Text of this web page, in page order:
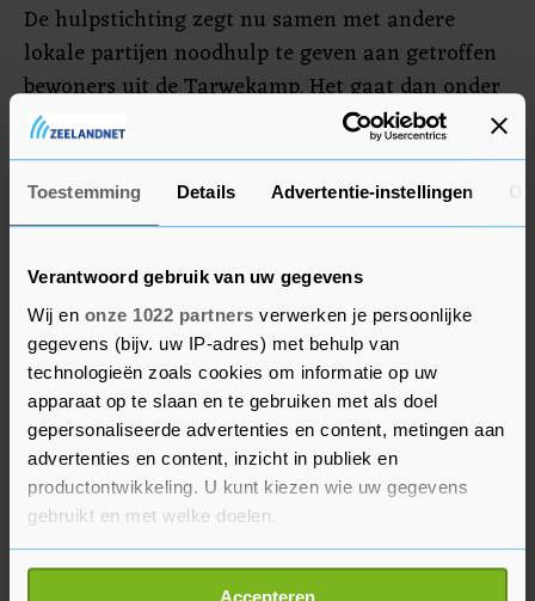
Toestemming Details Advertentie-instellingen
Verantwoord gebruik van uw gegevens
Wij en onze 1022 partners verwerken je persoonlijke
gegevens (bijv. uw IP-adres) met behulp van
technologieën zoals cookies om informatie op uw
apparaat op te slaan en te gebruiken met als doel
gepersonaliseerde advertenties en content, metingen aan
advertenties en content, inzicht in publiek en
productontwikkeling. U kunt kiezen wie uw gegevens
gebruikt en met welke doelen.
Als u het toestaat, willen we ook graag:
De hulpstichting zegt nu samen met andere
lokale partijen noodhulp te geven aan getroffen
bewoners uit de Tarwekamp. Het gaat dan onder
meer om basisproducten zoals warme kleding,
voedsel, medicijnen en verzorgingsproducten,
aldus Lichtpuntjes van Mariahoeve.